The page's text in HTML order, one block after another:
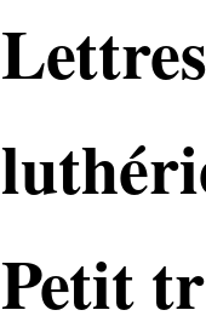
Lettres
Petit